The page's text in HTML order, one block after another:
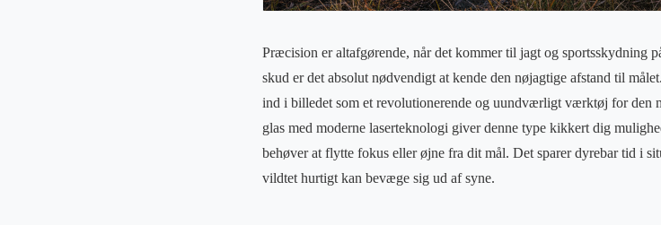
Præcision er altafgørende, når det kommer til jagt og sportsskydning
skud er det absolut nødvendigt at kende den nøjagtige afstand til
ind i billedet som et revolutionerende og uundværligt værktøj for den
glas med moderne laserteknologi giver denne type kikkert dig
behøver at flytte fokus eller øjne fra dit mål. Det sparer dyrebar tid i
vildtet hurtigt kan bevæge sig ud af syne.